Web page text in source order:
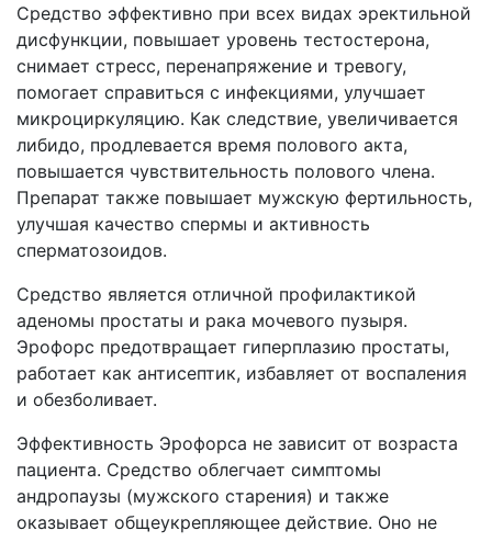
Средство эффективно при всех видах эректильной
дисфункции, повышает уровень тестостерона,
снимает стресс, перенапряжение и тревогу,
помогает справиться с инфекциями, улучшает
микроциркуляцию. Как следствие, увеличивается
либидо, продлевается время полового акта,
повышается чувствительность полового члена.
Препарат также повышает мужскую фертильность,
улучшая качество спермы и активность
сперматозоидов.
Средство является отличной профилактикой
аденомы простаты и рака мочевого пузыря.
Эрофорс предотвращает гиперплазию простаты,
работает как антисептик, избавляет от воспаления
и обезболивает.
Эффективность Эрофорса не зависит от возраста
пациента. Средство облегчает симптомы
андропаузы (мужского старения) и также
оказывает общеукрепляющее действие. Оно не